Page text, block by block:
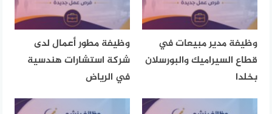
وظيفة مدير مبيعات في
قطاع السيراميك والبورسلان
بخلدا
وظيفة مطور أعمال لدى
شركة استشارات هندسية
في الرياض